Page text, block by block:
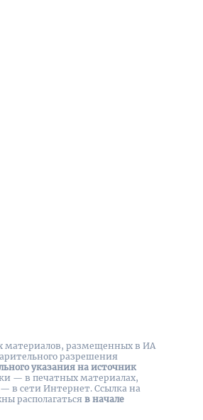
размещенных в ИА
разрешения
указания на источник
— в печатных материалах,
— в сети Интернет. Ссылка на
располагаться в начале